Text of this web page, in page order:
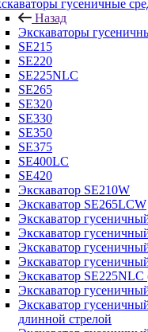
гусеничные
Назад
Экскаваторы
SE215
SE220
SE225NLC
SE265
SE320
SE330
SE350
SE375
SE400LC
SE420
Экскаватор SE210W
Экскаватор SE265LCW
Экскаватор
Экскаватор
Экскаватор
Экскаватор
Экскаватор
Экскаватор
Экскаватор
длинной стрелой